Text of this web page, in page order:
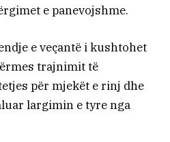
e panevojshme.
e veçantë i kushtohet
trajnimit të
për mjekët e rinj dhe
largimin e tyre nga